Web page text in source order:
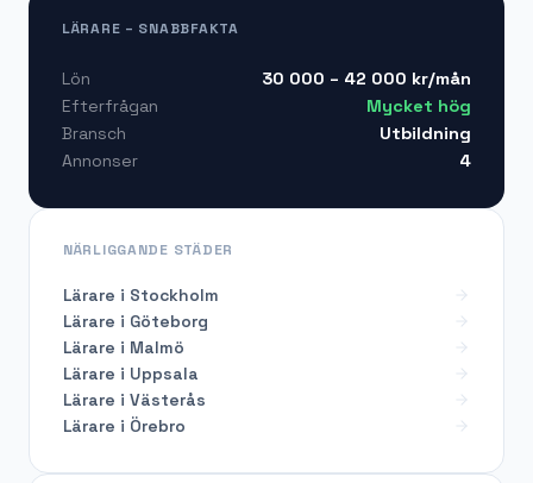
LÄRARE – SNABBFAKTA
Lön 30 000 – 42 000 kr/mån
Efterfrågan
Mycket hög
Bransch
Utbildning
Annonser
4
NÄRLIGGANDE STÄDER
Lärare i Stockholm
Lärare i Göteborg
Lärare i Malmö
Lärare i Uppsala
Lärare i Västerås
Lärare i Örebro